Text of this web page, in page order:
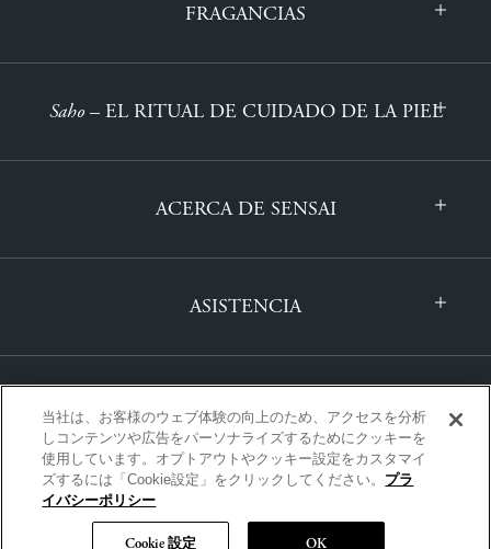
FRAGANCIAS
Saho– EL RITUAL DE CUIDADO DE LA PIEL
ACERCA DE SENSAI
ASISTENCIA
INTERNACIONAL | ESPANOL
Copyright © SENSAI All Rights Reserved. POLÍTICA DE PRIVACIDAD
当社は、お客様のウェブ体験の向上のため、アクセスを分析
しコンテンツや広告をパーソナライズするためにクッキーを
使用しています。オプトアウトやクッキー設定をカスタマイ
ズするには「Cookie設定」をクリックしてください。 プラ
イバシーポリシー
Cookie 設定 OK